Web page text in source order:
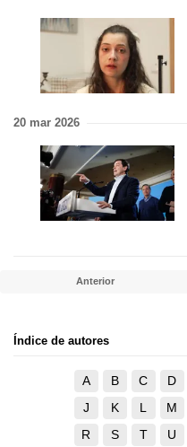
20 mar 2026
Anterior
Índice de autores
A B C D
J
K L M
R
S T U